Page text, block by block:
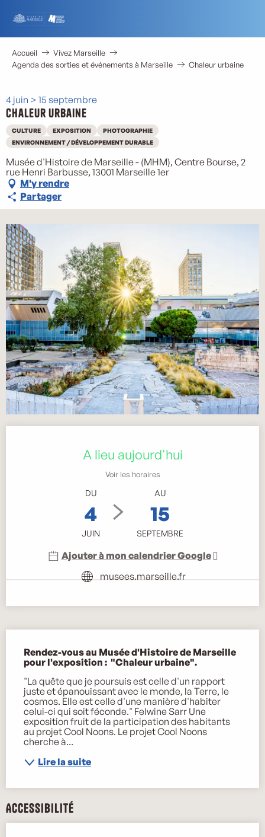
contenu
principal
Accueil
Vivez Marseille
Agenda des sorties et événements à Marseille
Chaleur urbaine
4 juin > 15 septembre
Chaleur urbaine
CULTURE EXPOSITION
PHOTOGRAPHIE
ENVIRONNEMENT / DÉVELOPPEMENT DURABLE
Musée d'Histoire de Marseille - (MHM), Centre Bourse, 2
rue Henri Barbusse, 13001 Marseille 1er
M'y rendre
Partager
A lieu aujourd'hui
Voir les horaires
DU
4
JUIN
AU
15
SEPTEMBRE
Ajouter à mon calendrier Google
musees.marseille.fr
Rendez-vous au Musée d'Histoire de Marseille
pour l'exposition :  "Chaleur urbaine".
"La quête que je poursuis est celle d'un rapport
juste et épanouissant avec le monde, la Terre, le
cosmos. Elle est celle d'une manière d'habiter
celui-ci qui soit féconde." Felwine Sarr Une
exposition fruit de la participation des habitants
au projet Cool Noons. Le projet Cool Noons
cherche à...
Lire la suite
Accessibilité